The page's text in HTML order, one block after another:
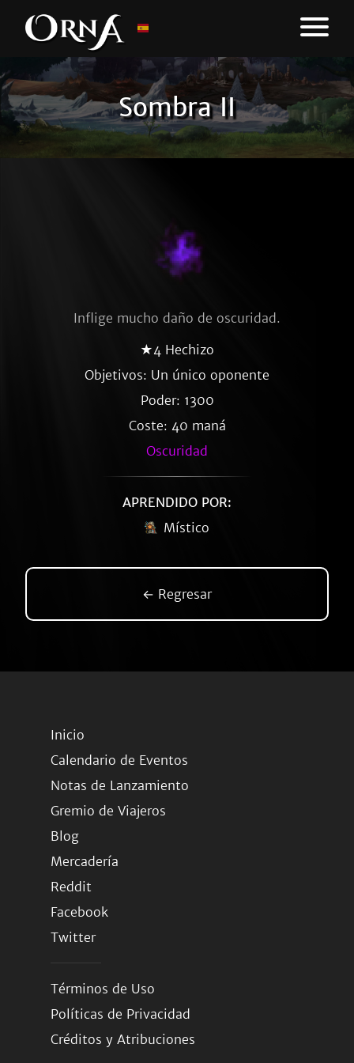
Sombra II
Inflige mucho daño de oscuridad.
★4 Hechizo
Objetivos: Un único oponente
Poder: 1300
Coste: 40 maná
Oscuridad
APRENDIDO POR:
Místico
← Regresar
Inicio
Calendario de Eventos
Notas de Lanzamiento
Gremio de Viajeros
Blog
Mercadería
Reddit
Facebook
Twitter
Términos de Uso
Políticas de Privacidad
Créditos y Atribuciones